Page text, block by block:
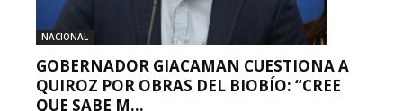
NACIONAL
GOBERNADOR GIACAMAN CUESTIONA A
QUIROZ POR OBRAS DEL BIOBÍO: “CREE
QUE SABE M...